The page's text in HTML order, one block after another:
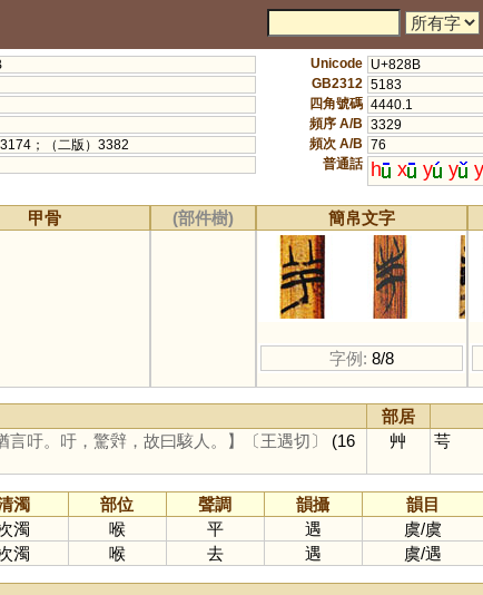
3174；（二版）3382
Unicode U+828B
GB2312 5183
四角號碼 4440.1
頻序 A/B 3329
頻次 A/B 76
普通話 h x y y
甲骨 (部件樹) 簡帛文字
字例: 8/8
部居
言吁。吁，驚辤，故曰駭人。】 〔王遇切〕
(16
艸 芌
濁 部位 聲調 韻攝 韻目
濁 喉 平 遇 虞/虞
濁 喉 去 遇 虞/遇